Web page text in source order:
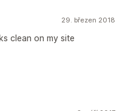
29. březen 2018
clean on my site